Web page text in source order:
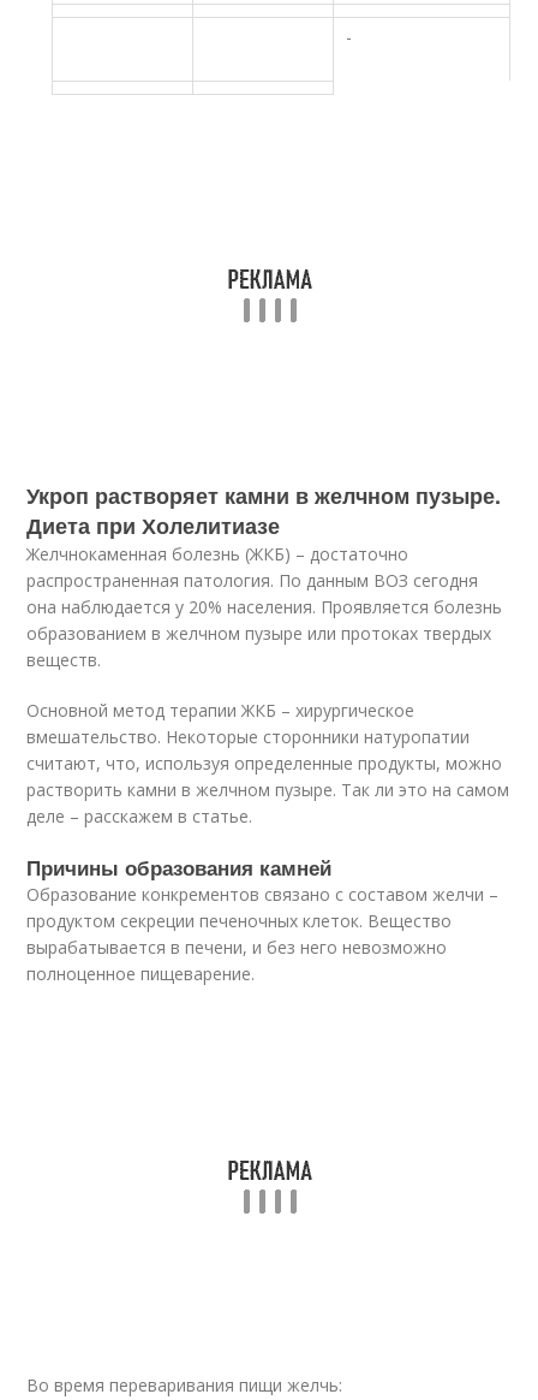
-
Укроп растворяет камни в желчном пузыре.
Диета при Холелитиазе
Желчнокаменная болезнь (ЖКБ) – достаточно
распространенная патология. По данным ВОЗ сегодня
она наблюдается у 20% населения. Проявляется болезнь
образованием в желчном пузыре или протоках твердых
веществ.
Основной метод терапии ЖКБ – хирургическое
вмешательство. Некоторые сторонники натуропатии
считают, что, используя определенные продукты, можно
растворить камни в желчном пузыре. Так ли это на самом
деле – расскажем в статье.
Причины образования камней
Образование конкрементов связано с составом желчи –
продуктом секреции печеночных клеток. Вещество
вырабатывается в печени, и без него невозможно
полноценное пищеварение.
Во время переваривания пищи желчь: